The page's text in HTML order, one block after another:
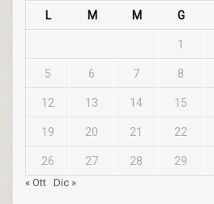
L M M G
1
5 6 7 8
12 13 14 15
19 20 21 22
26 27 28 29
« Ott Dic »